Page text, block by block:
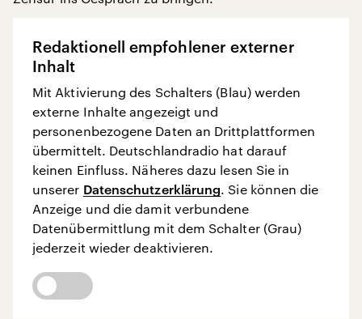
Redaktionell empfohlener externer
Inhalt
Mit Aktivierung des Schalters (Blau) werden
externe Inhalte angezeigt und
personenbezogene Daten an Drittplattformen
übermittelt. Deutschlandradio hat darauf
keinen Einfluss. Näheres dazu lesen Sie in
unserer Datenschutzerklärung. Sie können die
Anzeige und die damit verbundene
Datenübermittlung mit dem Schalter (Grau)
jederzeit wieder deaktivieren.